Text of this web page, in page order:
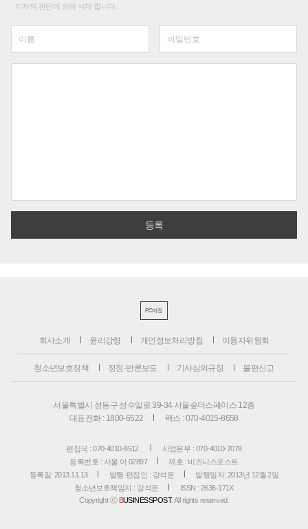
리자의 판단에 의해 삭제 합니다.
PC버전
회사소개 윤리강령 개인정보처리방침 이용자위원회
청소년보호정책 정정·반론보도 기사심의규정 불편신고
서울특별시 성동구 성수일로 39-34 서울숲더스페이스 12층
대표전화 : 1800-6522
팩스 : 070-4015-8658
편집국 : 070-4010-8512
사업본부 : 070-4010-7078
등록번호 : 서울 아 02897
제호 : 비즈니스포스트
등록일: 2013.11.13
발행·편집인 : 강석운
발행일자: 2013년 12월 2일
청소년보호책임자 : 강석운
ISSN : 2636-171X
Copyright ⓒ BUSINESSPOST. All rights reserved.